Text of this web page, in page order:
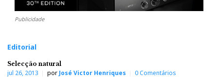
Publicidade
Editorial
Selecção natural
jul 26, 2013 por José Victor Henriques 0 Comentários